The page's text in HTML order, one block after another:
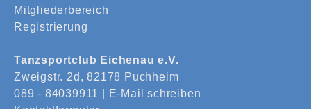
Mitgliederbereich
Registrierung
Tanzsportclub Eichenau e.V.
Zweigstr. 2d, 82178 Puchheim
089 - 84039911 |
E-Mail schreiben